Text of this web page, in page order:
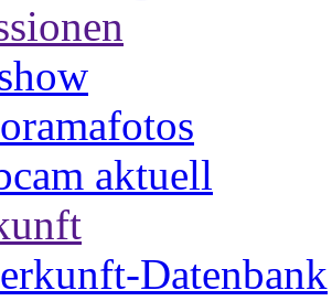
aktuell
Datenbank